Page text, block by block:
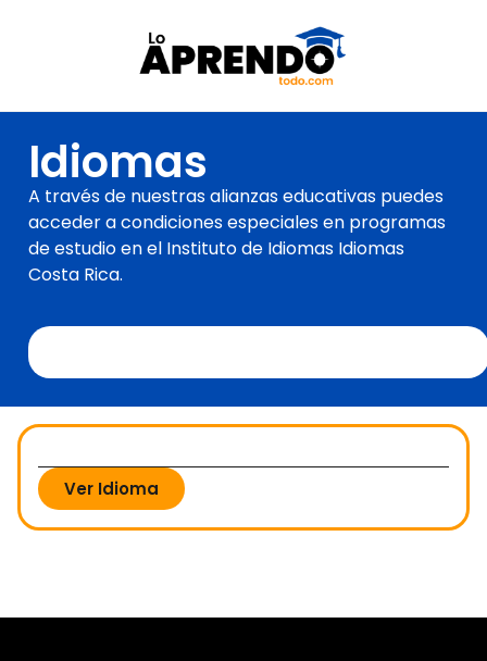
Idiomas
A través de nuestras alianzas educativas puedes
acceder a condiciones especiales en programas
de estudio en el Instituto de Idiomas Idiomas
Costa Rica.
Ver Idioma